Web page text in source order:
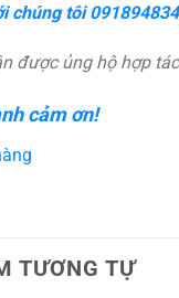
chúng tôi
được ủng hộ hợp
cảm ơn!
TƯƠNG TỰ